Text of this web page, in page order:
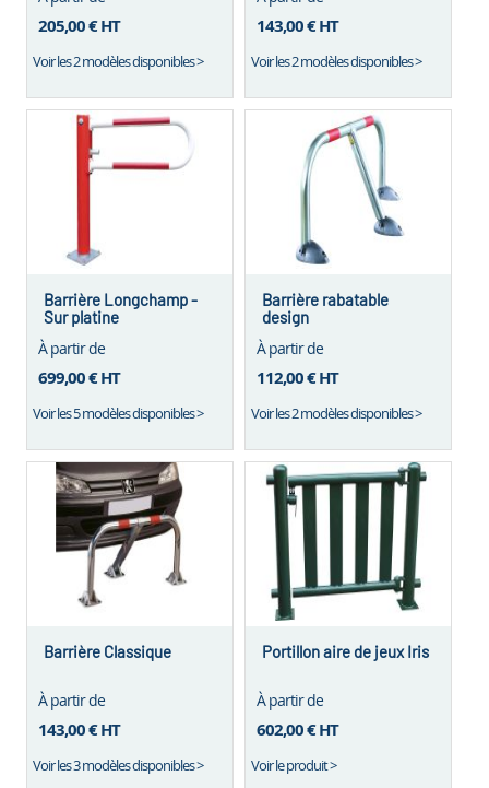
205,00 €HT
Voir les 2 modèles disponibles >
143,00 €HT
Voir les 2 modèles disponibles >
Barrière Longchamp -
Sur platine
À partir de
699,00 €HT
Voir les 5 modèles disponibles >
Barrière rabatable
design
À partir de
112,00 €HT
Voir les 2 modèles disponibles >
Barrière Classique
À partir de
143,00 €HT
Voir les 3 modèles disponibles >
Portillon aire de jeux Iris
À partir de
602,00 €HT
Voir le produit >